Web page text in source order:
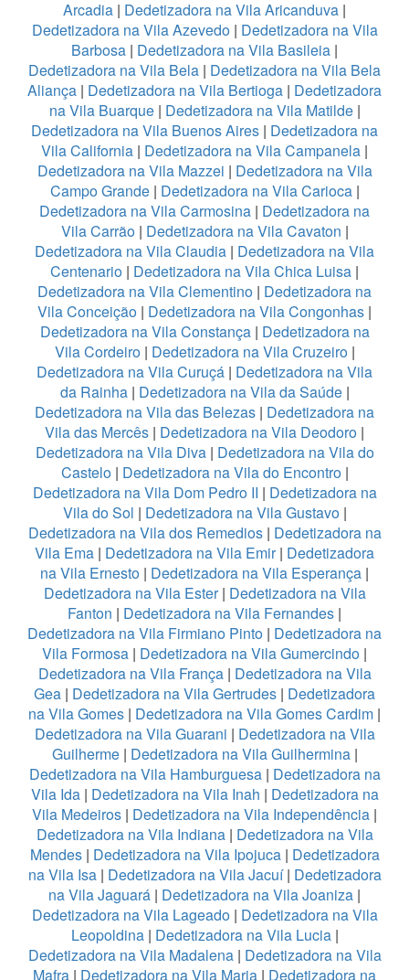
Arcadia | Dedetizadora na Vila Aricanduva |
Dedetizadora na Vila Azevedo| Dedetizadora na Vila
Barbosa | Dedetizadora na Vila Basileia |
Dedetizadora na Vila Bela | Dedetizadora na Vila Bela
Aliança | Dedetizadora na Vila Bertioga | Dedetizadora
na Vila Buarque| Dedetizadora na Vila Matilde|
Dedetizadora na Vila Buenos Aires | Dedetizadora na
Vila California | Dedetizadora na Vila Campanela |
Dedetizadora na Vila Mazzei | Dedetizadora na Vila
Campo Grande| Dedetizadora na Vila Carioca|
Dedetizadora na Vila Carmosina | Dedetizadora na
Vila Carrão| Dedetizadora na Vila Cavaton |
Dedetizadora na Vila Claudia | Dedetizadora na Vila
Centenario | Dedetizadora na Vila Chica Luisa |
Dedetizadora na Vila Clementino | Dedetizadora na
Vila Conceição | Dedetizadora na Vila Congonhas |
Dedetizadora na Vila Constança| Dedetizadora na
Vila Cordeiro| Dedetizadora na Vila Cruzeiro |
Dedetizadora na Vila Curuçá | Dedetizadora na Vila
da Rainha | Dedetizadora na Vila da Saúde|
Dedetizadora na Vila das Belezas | Dedetizadora na
Vila das Mercês | Dedetizadora na Vila Deodoro |
Dedetizadora na Vila Diva| Dedetizadora na Vila do
Castelo| Dedetizadora na Vila do Encontro|
Dedetizadora na Vila Dom Pedro II | Dedetizadora na
Vila do Sol | Dedetizadora na Vila Gustavo|
Dedetizadora na Vila dos Remedios| Dedetizadora na
Vila Ema | Dedetizadora na Vila Emir| Dedetizadora
na Vila Ernesto | Dedetizadora na Vila Esperança |
Dedetizadora na Vila Ester| Dedetizadora na Vila
Fanton | Dedetizadora na Vila Fernandes |
Dedetizadora na Vila Firmiano Pinto | Dedetizadora na
Vila Formosa | Dedetizadora na Vila Gumercindo |
Dedetizadora na Vila França| Dedetizadora na Vila
Gea | Dedetizadora na Vila Gertrudes | Dedetizadora
na Vila Gomes | Dedetizadora na Vila Gomes Cardim |
Dedetizadora na Vila Guarani | Dedetizadora na Vila
Guilherme| Dedetizadora na Vila Guilhermina|
Dedetizadora na Vila Hamburguesa| Dedetizadora na
Vila Ida| Dedetizadora na Vila Inah | Dedetizadora na
Vila Medeiros | Dedetizadora na Vila Independência |
Dedetizadora na Vila Indiana| Dedetizadora na Vila
Mendes| Dedetizadora na Vila Ipojuca| Dedetizadora
na Vila Isa| Dedetizadora na Vila Jacuí| Dedetizadora
na Vila Jaguará | Dedetizadora na Vila Joaniza |
Dedetizadora na Vila Lageado| Dedetizadora na Vila
Leopoldina| Dedetizadora na Vila Lucia|
Dedetizadora na Vila Madalena| Dedetizadora na Vila
Mafra | Dedetizadora na Vila Maria | Dedetizadora na